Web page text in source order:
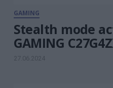
GAMING
Stealth mode
GAMING
27.06.2024